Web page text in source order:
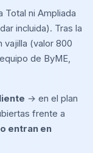
Total ni Ampliada
incluida). Tras la
vajilla (valor 800
de ByME,
→ en el plan
frente a
entran en